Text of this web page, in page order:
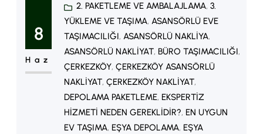
taşımacılık hizmetlerine olan talep
sürekli yükselmektedir. Bu nedenle
profesyonel nakliyatcı firmaları,
güvenli, hızlı ve planlı taşımacılık
çözümleri sunarak büyük bir ihtiyacı
karşılamaktadır. Nakliyat Nedir?
Nakliyatcı, eşyaların, ürünlerin veya
8
Haz
2. PAKETLEME VE AMBALAJLAMA, 3.
YÜKLEME VE TAŞIMA, ASANSÖRLÜ EVE
TAŞIMACILIĞI, ASANSÖRLÜ NAKLIYA
ASANSÖRLÜ NAKLIYAT, BÜRO TAŞIMACILIĞI
ÇERKEZKÖY, ÇERKEZKÖY ASANSÖRLÜ
NAKLIYAT, ÇERKEZKÖY NAKLIYAT
DEPOLAMA PAKETLEME, EKSPERTIZ
HIZMETI NEDEN GEREKLIDIR?, EN UYGUN
EV TAŞIMA, EŞYA DEPOLAMA, EŞYA